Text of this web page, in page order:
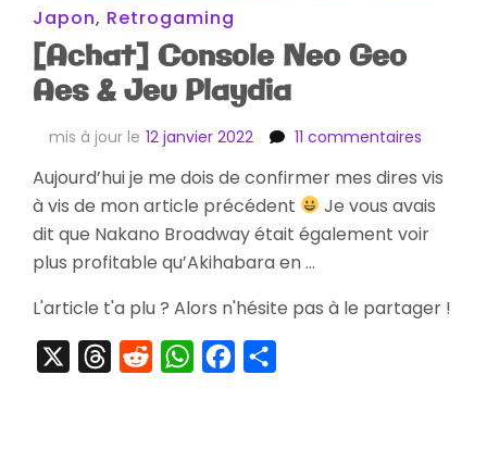
Japon, Retrogaming
[Achat] Console Neo Geo
Aes & Jeu Playdia
mis à jour le 12 janvier 2022 11 commentaires
Console
Neo
Geo
Playdia
Aujourd’hui je me dois de confirmer mes dires vis
à vis de mon article précédent
Je vous avais
dit que Nakano Broadway était également voir
plus profitable qu’Akihabara en …
L'article t'a plu ? Alors n'hésite pas à le partager !
ThreadsRedditWhatsAppFacebook